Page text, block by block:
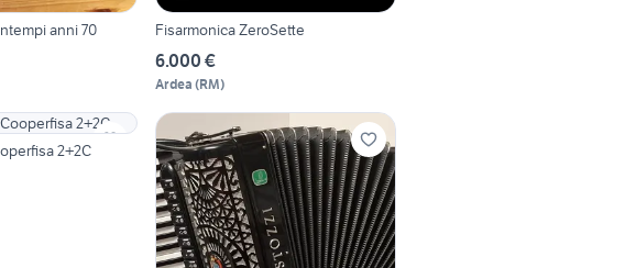
anni 70 Fisarmonica ZeroSette
6.000 €
Ardea (RM)
2+2C